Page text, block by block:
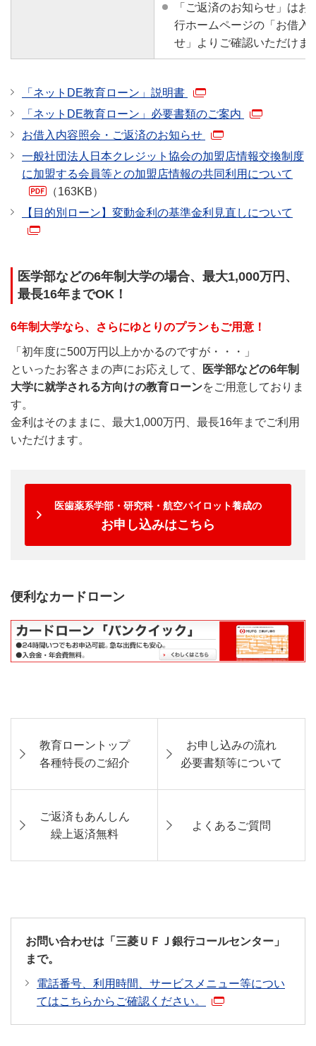
「ご返済のお知らせ」は
行ホームページの「お借入
せ」よりご確認いただけま
「ネットDE教育ローン」説明書
「ネットDE教育ローン」必要書類のご案内
お借入内容照会・ご返済のお知らせ
一般社団法人日本クレジット協会の加盟店情報交換制度
に加盟する会員等との加盟店情報の共同利用について
（163KB）
【目的別ローン】変動金利の基準金利見直しについて
医学部などの6年制大学の場合、最大1,000万円、
最長16年までOK！
6年制大学なら、さらにゆとりのプランもご用意！
「初年度に500万円以上かかるのですが・・・」
といったお客さまの声にお応えして、
医学部などの6年制
大学に就学される方向けの教育ローンをご用意しておりま
す。
金利はそのままに、最大1,000万円、最長16年までご利用
いただけます。
医歯薬系学部・研究科・航空パイロット養成の
お申し込みはこちら
便利なカードローン
教育ローントップ
各種特長のご紹介
お申し込みの流れ
必要書類等について
ご返済もあんしん
繰上返済無料
よくあるご質問
お問い合わせは「三菱ＵＦＪ銀行コールセンター」
まで。
電話番号、利用時間、サービスメニュー等につい
てはこちらからご確認ください。